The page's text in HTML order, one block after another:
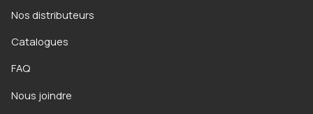
Nos distributeurs
Catalogues
FAQ
Nous joindre